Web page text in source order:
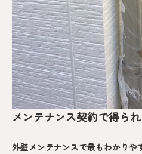
メンテナンス契約で得ら
外壁メンテナンスで最もわかりや